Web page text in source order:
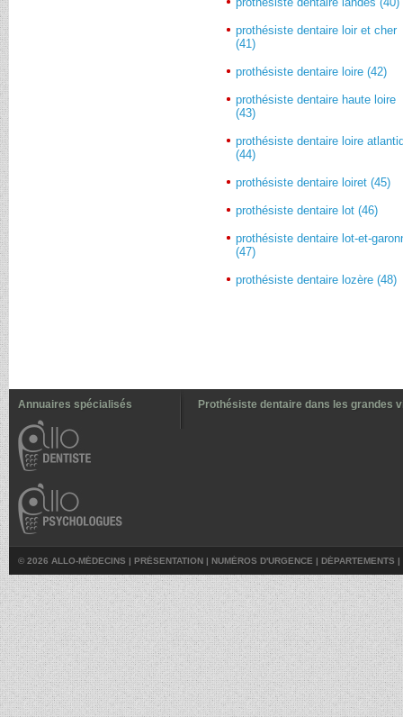
prothésiste dentaire loir et cher
(41)
prothésiste dentaire loire (42)
prothésiste dentaire haute loire
(43)
prothésiste dentaire loire
(44)
prothésiste dentaire loiret (45)
prothésiste dentaire lot (46)
prothésiste dentaire lot-et-
(47)
prothésiste dentaire lozère (48)
Annuaires spécialisés Prothésiste dentaire dans les grandes
© 2026 ALLO-MÉDECINS | PRÉSENTATION | NUMÉROS D'URGENCE | DÉPARTEMENTS |